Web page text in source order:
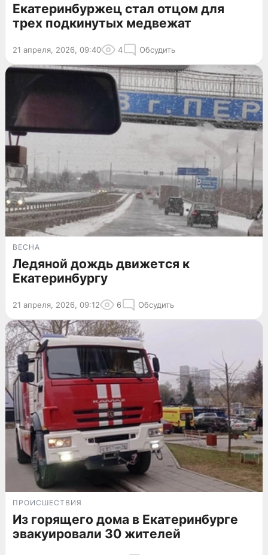
Екатеринбуржец стал отцом для
трех подкинутых медвежат
21 апреля, 2026, 09:40 4 Обсудить
ВЕСНА
Ледяной дождь движется к
Екатеринбургу
21 апреля, 2026, 09:12 6 Обсудить
ПРОИСШЕСТВИЯ
Из горящего дома в Екатеринбурге
эвакуировали 30 жителей